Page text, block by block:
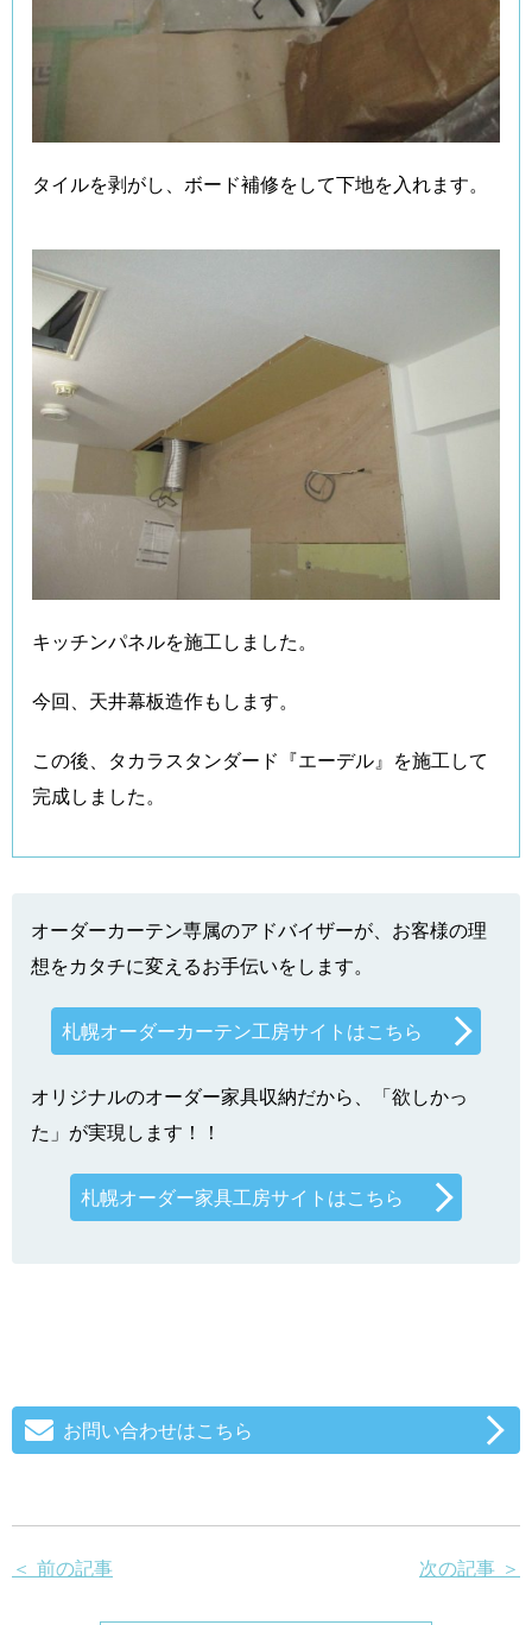
タイルを剥がし、ボード補修をして下地を入れます。
キッチンパネルを施工しました。
今回、天井幕板造作もします。
この後、タカラスタンダード『エーデル』を施工して
完成しました。
オーダーカーテン専属のアドバイザーが、お客様の理
想をカタチに変えるお手伝いをします。
札幌オーダーカーテン工房サイトはこちら
オリジナルのオーダー家具収納だから、「欲しかっ
た」が実現します！！
札幌オーダー家具工房サイトはこちら
お問い合わせはこちら
＜ 前の記事 次の記事 ＞